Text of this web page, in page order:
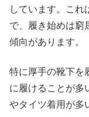
しています。これ
で、履き始めは窮
傾向があります。
特に厚手の靴下を
に履けることが多
やタイツ着用が多